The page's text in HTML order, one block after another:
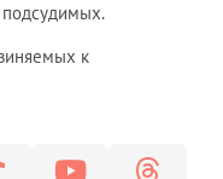
подсудимых.
к